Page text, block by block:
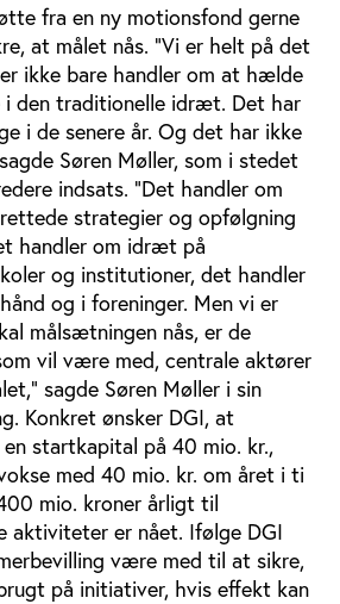
fra en ny motionsfond gerne
at målet nås. ”Vi er helt på det
ikke bare handler om at hælde
i den traditionelle idræt. Det har
i de senere år. Og det har ikke
Søren Møller, som i stedet
indsats. ”Det handler om
strategier og opfølgning
handler om idræt på
og institutioner, det handler
og i foreninger. Men vi er
målsætningen nås, er de
vil være med, centrale aktører
sagde Søren Møller i sin
Konkret ønsker DGI, at
startkapital på 40 mio. kr.,
med 40 mio. kr. om året i ti
mio. kroner årligt til
aktiviteter er nået. Ifølge DGI
være med til at sikre,
på initiativer, hvis effekt kan